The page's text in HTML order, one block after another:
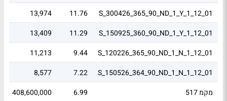
S_300426_365_90_ND_1_Y_1_12_01
11.76
13,974
S_150925_360_90_ND_1_Y_1_12_01
11.29
13,409
S_120226_365_90_ND_1_N_1_12_01
9.44
11,213
S_150526_364_90_ND_1_N_1_12_01
7.22
8,577
מקמ 517
6.99
408,600,000